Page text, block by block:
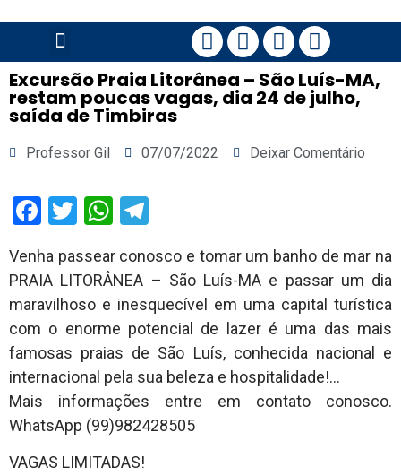
Excursão Praia Litorânea – São Luís-MA,
restam poucas vagas, dia 24 de julho,
saída de Timbiras
Professor Gil 07/07/2022 Deixar Comentário
Facebook
TwitterWhatsApp
Venha passear conosco e tomar um banho de mar na
PRAIA LITORÂNEA – São Luís-MA e passar um dia
maravilhoso e inesquecível em uma capital turística
com o enorme potencial de lazer é uma das mais
famosas praias de São Luís, conhecida nacional e
internacional pela sua beleza e hospitalidade!…
Mais informações entre em contato conosco.
WhatsApp (99)982428505
VAGAS LIMITADAS!